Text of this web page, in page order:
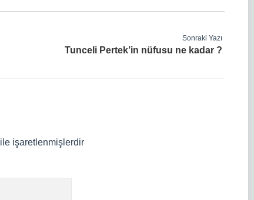
Sonraki Yazı
Tunceli Pertek’in nüfusu ne kadar ?
ile işaretlenmişlerdir